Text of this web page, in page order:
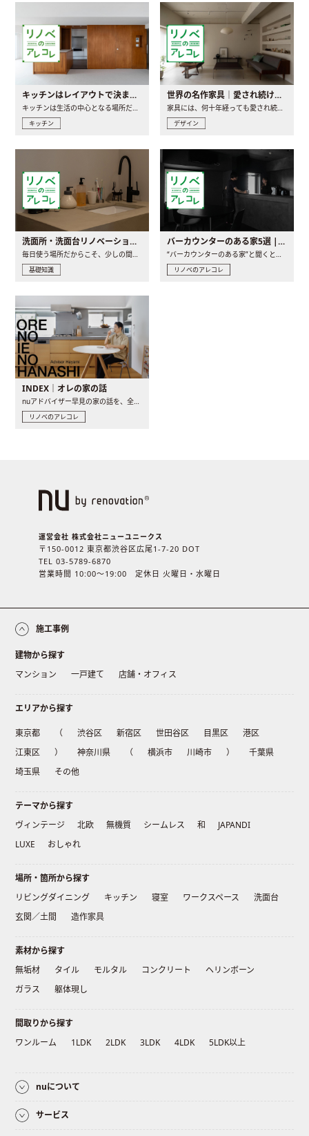
キッチンはレイアウトで決まる。後悔しないための考え方と選び方
キッチン
世界の名作家具｜愛され続ける理由と一生モノとの出会い方
デザイン
洗面所・洗面台リノベーションの事例と間取りアイデア
毎日使う場所だからこそ、少しの間取りの工夫や素材の選び方で..
基礎知識
バーカウンターのある家5選 | 日常に馴染む“距離の近い”キッチンとは
“バーカウンターのある家”と聞くと、少し特別な、大人のための..
リノベのアレコレ
INDEX｜オレの家の話
リノベのアレコレ
運営会社 株式会社ニューユニークス
〒150-0012 東京都渋谷区広尾1-7-20 DOT
TEL 03-5789-6870
営業時間 10:00〜19:00 定休日 火曜日・水曜日
施工事例
建物から探す
マンション
一戸建て 店舗・オフィス
エリアから探す
東京都 （ 渋谷区 新宿区 世田谷区 目黒区
港区
江東区
） 神奈川県 （ 横浜市 川崎市 ）
千葉県
埼玉県
その他
テーマから探す
ヴィンテージ
北欧 無機質 シームレス 和
JAPANDI
LUXE
おしゃれ
場所・箇所から探す
リビングダイニング
キッチン 寝室 ワークスペース
洗面台
玄関／土間
造作家具
素材から探す
無垢材
タイル モルタル コンクリート
ヘリンボーン
ガラス
躯体現し
間取りから探す
ワンルーム
1LDK 2LDK 3LDK 4LDK 5LDK以上
nuについて
サービス